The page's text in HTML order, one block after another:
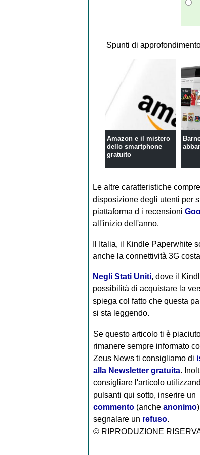
Spunti di
Amazon e il mistero
dello smartphone
gratuito
Le altre caratteristiche
disposizione degli utenti per
piattaforma d i recensioni
all'inizio dell'anno.
Il Italia, il Kindle Paperwhite
anche la connettività 3G
Negli Stati Uniti, dove il
possibilità di acquistare la
spiega col fatto che questa
si sta leggendo.
Se questo articolo ti è
rimanere sempre informato
Zeus News ti consigliamo di
alla Newsletter gratuita.
consigliare l'articolo
pulsanti qui sotto, inserire un
commento(anche anonimo
segnalare un refuso.
© RIPRODUZIONE